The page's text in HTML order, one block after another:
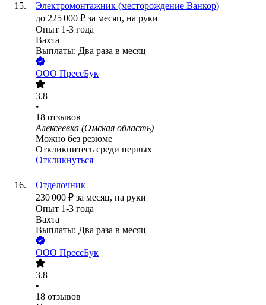
Электромонтажник (месторождение Ванкор)
до 225 000 ₽ за месяц, на руки
Опыт 1-3 года
Вахта
Выплаты: Два раза в месяц
ООО ПрессБук
3.8
•
18 отзывов
Алексеевка (Омская область)
Можно без резюме
Откликнитесь среди первых
Откликнуться
Отделочник
230 000 ₽ за месяц, на руки
Опыт 1-3 года
Вахта
Выплаты: Два раза в месяц
ООО ПрессБук
3.8
•
18 отзывов